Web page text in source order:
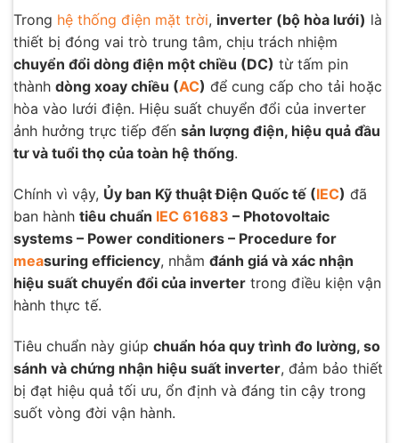
Trong hệ thống điện mặt trời, inverter (bộ hòa lưới) là
thiết bị đóng vai trò trung tâm, chịu trách nhiệm
chuyển đổi dòng điện một chiều (DC) từ tấm pin
thành dòng xoay chiều (AC) để cung cấp cho tải hoặc
hòa vào lưới điện. Hiệu suất chuyển đổi của inverter
ảnh hưởng trực tiếp đến sản lượng điện, hiệu quả đầu
tư và tuổi thọ của toàn hệ thống.
Chính vì vậy, Ủy ban Kỹ thuật Điện Quốc tế (IEC) đã
ban hành tiêu chuẩn IEC 61683 – Photovoltaic
systems – Power conditioners – Procedure for
measuring efficiency, nhằm đánh giá và xác nhận
hiệu suất chuyển đổi của inverter trong điều kiện vận
hành thực tế.
Tiêu chuẩn này giúp chuẩn hóa quy trình đo lường, so
sánh và chứng nhận hiệu suất inverter, đảm bảo thiết
bị đạt hiệu quả tối ưu, ổn định và đáng tin cậy trong
suốt vòng đời vận hành.